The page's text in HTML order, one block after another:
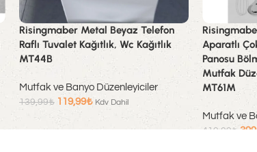
Risingmaber Metal Beyaz Telefon
Raflı Tuvalet Kağıtlık, Wc Kağıtlık
MT44B
Mutfak ve Banyo Düzenleyiciler
139,99₺ 119,99₺ Kdv Dahil
Sepete Ekle
Aparatlı
Panosu
Mutfak
MT61M
Mutfak ve
419,99₺